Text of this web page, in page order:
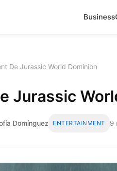
Business
De Jurassic World Dominion
Jurassic
Domínguez ENTERTAINMENT 9